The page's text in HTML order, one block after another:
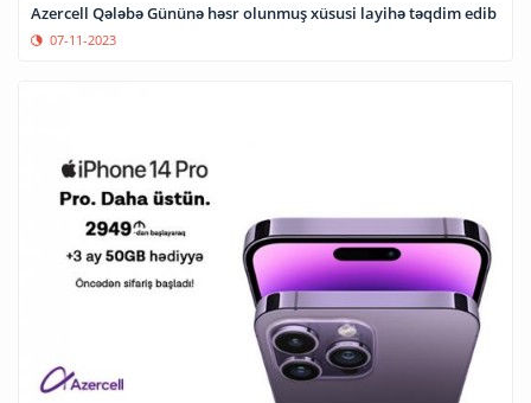
Azercell Qələbə Gününə həsr olunmuş xüsusi layihə təqdim edib
07-11-2023